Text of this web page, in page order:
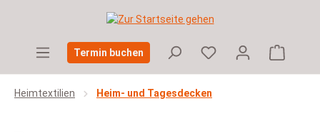
Zum Hauptinhalt springen
Termin buchen
Heimtextilien Heim- und Tagesdecken